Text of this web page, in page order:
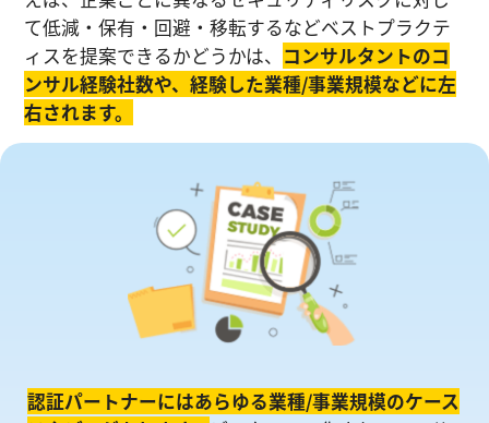
て低減・保有・回避・移転するなどベストプラクテ
ィスを提案できるかどうかは、 コンサルタントのコ
ンサル経験社数や、経験した業種/事業規模などに左
右されます。
認証パートナーにはあらゆる業種/事業規模のケース